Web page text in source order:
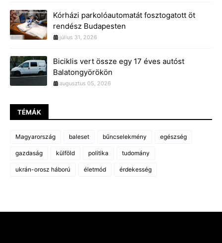
Kórházi parkolóautomatát fosztogatott öt
rendész Budapesten
július 31, 2026
Biciklis vert össze egy 17 éves autóst
Balatongyörökön
augusztus 05, 2026
TÉMÁK
Magyarország baleset bűncselekmény egészség
gazdaság külföld politika tudomány
ukrán-orosz háború életmód érdekesség